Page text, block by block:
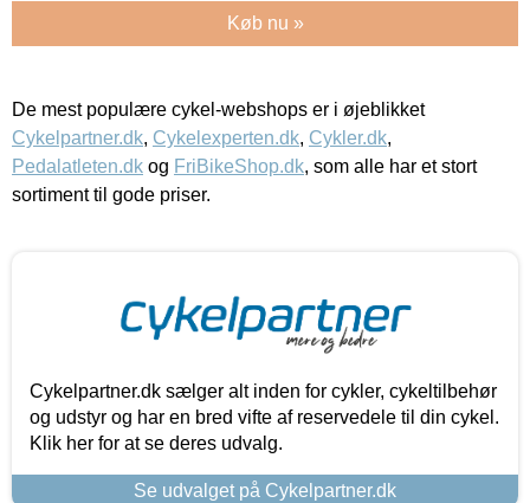
Køb nu »
De mest populære cykel-webshops er i øjeblikket
Cykelpartner.dk, Cykelexperten.dk, Cykler.dk,
Pedalatleten.dk og FriBikeShop.dk, som alle har et stort
sortiment til gode priser.
Cykelpartner.dk sælger alt inden for cykler, cykeltilbehør
og udstyr og har en bred vifte af reservedele til din cykel.
Klik her for at se deres udvalg.
Se udvalget på Cykelpartner.dk